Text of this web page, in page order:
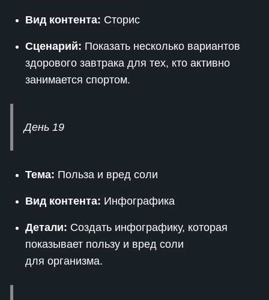
Вид контента: Сторис
Сценарий: Показать несколько вариантов
здорового завтрака для тех, кто активно
занимается спортом.
День 19
Тема: Польза и вред соли
Вид контента: Инфографика
Детали: Создать инфографику, которая
показывает пользу и вред соли
для организма.